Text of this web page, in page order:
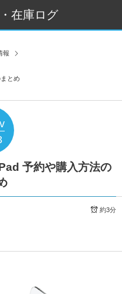
在庫ログ
報
とめ
予約や購入方法の
約3分